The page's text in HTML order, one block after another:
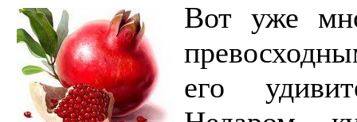
Вот уже
его